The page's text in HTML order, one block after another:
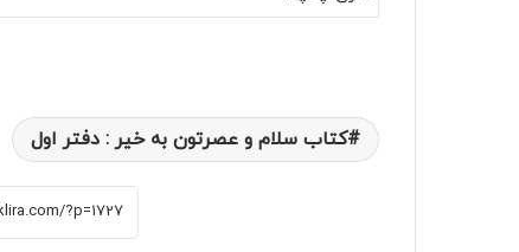
کتاب سلام و عصرتون به خیر : دفتر اول